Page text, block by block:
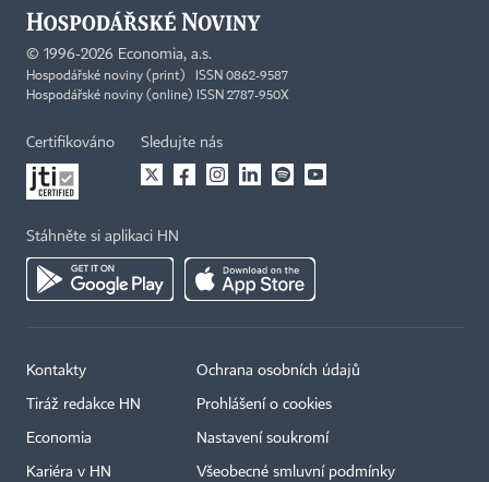
© 1996-2026 Economia, a.s.
Hospodářské noviny (print) ISSN 0862-9587
Hospodářské noviny (online) ISSN 2787-950X
Certifikováno Sledujte nás
Stáhněte si aplikaci HN
Kontakty
Tiráž redakce HN
Economia
Kariéra v HN
Ochrana osobních údajů
Prohlášení o cookies
Nastavení soukromí
Všeobecné smluvní podmínky